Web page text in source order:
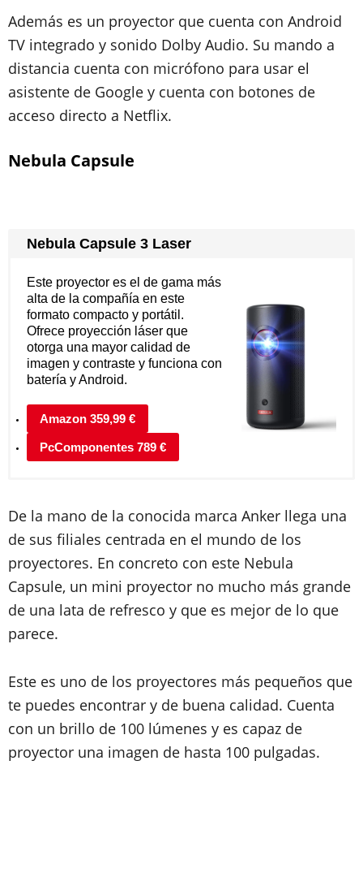
Además es un proyector que cuenta con Android
TV integrado y sonido Dolby Audio. Su mando a
distancia cuenta con micrófono para usar el
asistente de Google y cuenta con botones de
acceso directo a Netflix.
Nebula Capsule
Nebula Capsule 3 Laser
Amazon 359,99 €
PcComponentes 789 €
Este proyector es el de gama más
alta de la compañía en este
formato compacto y portátil.
Ofrece proyección láser que
otorga una mayor calidad de
imagen y contraste y funciona con
batería y Android.
De la mano de la conocida marca Anker llega una
de sus filiales centrada en el mundo de los
proyectores. En concreto con este Nebula
Capsule, un mini proyector no mucho más grande
de una lata de refresco y que es mejor de lo que
parece.
Este es uno de los proyectores más pequeños que
te puedes encontrar y de buena calidad. Cuenta
con un brillo de 100 lúmenes y es capaz de
proyector una imagen de hasta 100 pulgadas.